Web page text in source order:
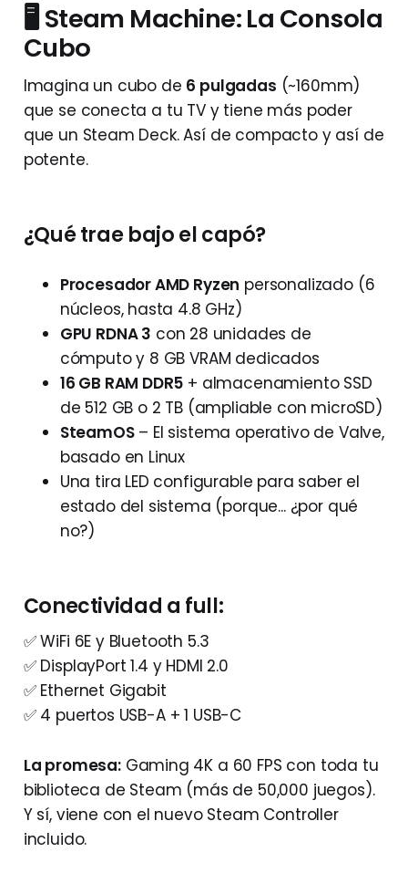
🖥️ Steam Machine: La Consola
Cubo
Imagina un cubo de 6 pulgadas (~160mm)
que se conecta a tu TV y tiene más poder
que un Steam Deck. Así de compacto y así de
potente.
¿Qué trae bajo el capó?
Procesador AMD Ryzen personalizado (6
núcleos, hasta 4.8 GHz)
GPU RDNA 3 con 28 unidades de
cómputo y 8 GB VRAM dedicados
16 GB RAM DDR5 + almacenamiento SSD
de 512 GB o 2 TB (ampliable con microSD)
SteamOS– El sistema operativo de Valve,
basado en Linux
Una tira LED configurable para saber el
estado del sistema (porque... ¿por qué
no?)
Conectividad a full:
✅ WiFi 6E y Bluetooth 5.3
✅ DisplayPort 1.4 y HDMI 2.0
✅ Ethernet Gigabit
✅ 4 puertos USB-A + 1 USB-C
La promesa:Gaming 4K a 60 FPS con toda tu
biblioteca de Steam (más de 50,000 juegos).
Y sí, viene con el nuevo Steam Controller
incluido.